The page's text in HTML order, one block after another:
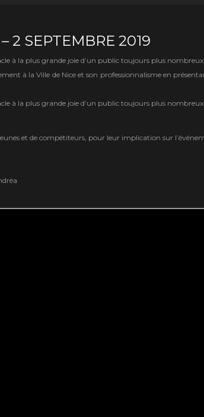
2 SEPTEMBRE 2019
à la plus grande joie d’un public toujours plus
à la Ville de Nice et son professionnalisme en
à la plus grande joie d’un public toujours plus
et de compétiteurs, pour leur implication sur